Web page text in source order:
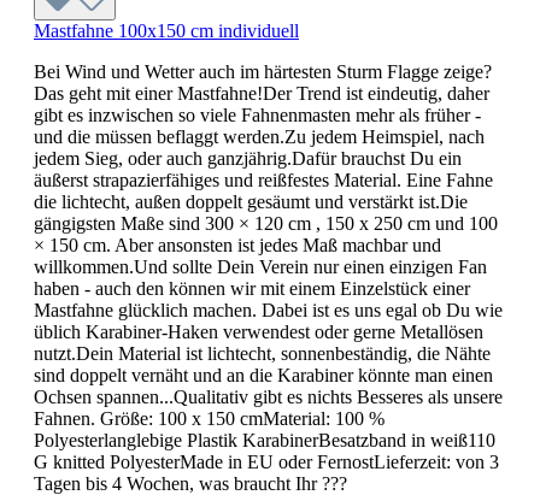
Mastfahne 100x150 cm individuell
Bei Wind und Wetter auch im härtesten Sturm Flagge zeige?
Das geht mit einer Mastfahne!Der Trend ist eindeutig, daher
gibt es inzwischen so viele Fahnenmasten mehr als früher -
und die müssen beflaggt werden.Zu jedem Heimspiel, nach
jedem Sieg, oder auch ganzjährig.Dafür brauchst Du ein
äußerst strapazierfähiges und reißfestes Material. Eine Fahne
die lichtecht, außen doppelt gesäumt und verstärkt ist.Die
gängigsten Maße sind 300 × 120 cm , 150 x 250 cm und 100
× 150 cm. Aber ansonsten ist jedes Maß machbar und
willkommen.Und sollte Dein Verein nur einen einzigen Fan
haben - auch den können wir mit einem Einzelstück einer
Mastfahne glücklich machen. Dabei ist es uns egal ob Du wie
üblich Karabiner-Haken verwendest oder gerne Metallösen
nutzt.Dein Material ist lichtecht, sonnenbeständig, die Nähte
sind doppelt vernäht und an die Karabiner könnte man einen
Ochsen spannen...Qualitativ gibt es nichts Besseres als unsere
Fahnen. Größe: 100 x 150 cmMaterial: 100 %
Polyesterlanglebige Plastik KarabinerBesatzband in weiß110
G knitted PolyesterMade in EU oder FernostLieferzeit: von 3
Tagen bis 4 Wochen, was braucht Ihr ???